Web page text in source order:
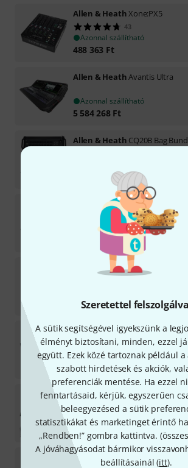
Szeretettel
A sütik segítségével igyekszünk a
élményt biztosítani, minden, ezzel
együtt. Ezek közé tartoznak például a
szabott hirdetések és akciók,
preferenciák mentése. Ha ezzel
fenntartásaid, kérjük, egyszerűen
beleegyezésed a sütik
statisztikákat és marketinget érintő
„Rendben!” gombra kattintva. (
A jóváhagyásodat bármikor
beállításainál (itt).
Allen & HeathXone:PX5
43
Azonnal szállítható
488 363 Ft
Allen & HeathAvantis Ultra
Azonnal szállítható
5 584 268 Ft
Allen & Heath CQ20B Bag
Ft
Allen & Heath QU-5
18
Azonnal szállítható
Ft
Allen & Heath M-SQ-DANT64-AX
282 628Ft
Allen & HeathMe-U
4
Azonnal szállítható
675 062Ft
Allen & Heath SQ5+ Stagebox
Azonnal szállítható
2 288 810
Allen & Heath M-SQ-WAVES3-A